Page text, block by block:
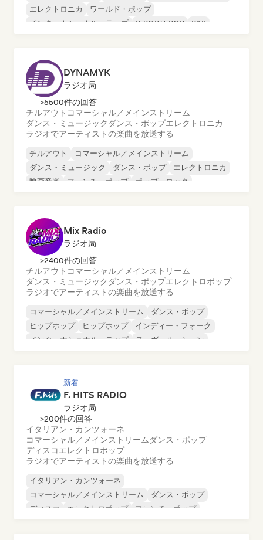
エレクトロニカ
ワールド・ポップ
インターナショナル・ラップ
K-POP/J-POP R&B
DYNAMYK
ラジオ局
>5500件の回答
チルアウト コマーシャル／メインストリーム
ダンス・ミュージック ダンス・ポップエレクトロニカ
ラジオでアーティストの楽曲を放送する
チルアウト
コマーシャル／メインストリーム
ダンス・ミュージック
ダンス・ポップ
エレクトロニカ
映画音楽
フレンチ・ポップ ポップ・ロック
Mix Radio
ラジオ局
>2400件の回答
チルアウト コマーシャル／メインストリーム
ダンス・ミュージック ダンス・ポップエレクトロポップ
ラジオでアーティストの楽曲を放送する
コマーシャル／メインストリーム
ダンス・ポップ
ヒップホップ
ヒップホップ
インディー・フォーク
インターナショナル・ラップ
ヌーヴェル・シーン
新着
F. HITS RADIO
ラジオ局
>200件の回答
イタリアン・カンツォーネ
コマーシャル／メインストリーム ダンス・ポップ
ディスコエレクトロポップ
ラジオでアーティストの楽曲を放送する
イタリアン・カンツォーネ
コマーシャル／メインストリーム
ダンス・ポップ
ディスコ
エレクトロポップ
フレンチ・ポップ